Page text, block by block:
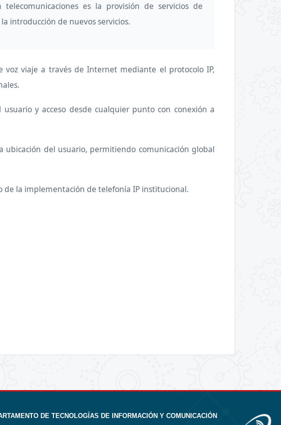
es la provisión de servicios de
introducción de nuevos servicios.
viaje a través de Internet mediante el protocolo IP,
y acceso desde cualquier punto con conexión a
ubicación del usuario, permitiendo comunicación global
de la implementación de telefonía IP institucional.
DE TECNOLOGÍAS DE INFORMACIÓN Y COMUNICACIÓN